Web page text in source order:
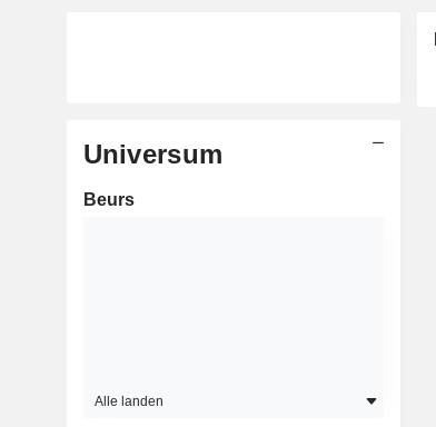
Universum
Beurs
Alle landen